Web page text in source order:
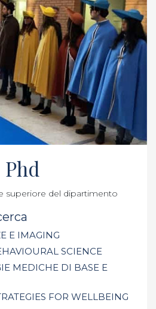
Phd
superiore del dipartimento
E IMAGING
SCIENCE
MEDICHE DI BASE E
FOR WELLBEING